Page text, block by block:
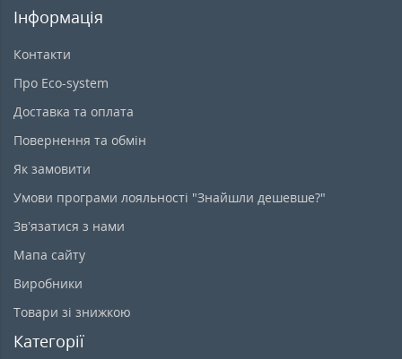
Інформація
Контакти
Про Eco-system
Доставка та оплата
Повернення та обмін
Як замовити
Умови програми лояльності "Знайшли дешевше?"
Зв’язатися з нами
Мапа сайту
Виробники
Товари зі знижкою
Категорії